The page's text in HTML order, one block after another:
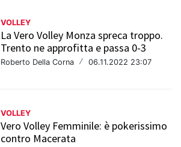
VOLLEY
La Vero Volley Monza spreca troppo.
Trento ne approfitta e passa 0-3
Roberto Della Corna / 06.11.2022 23:07
VOLLEY
Vero Volley Femminile: è pokerissimo
contro Macerata